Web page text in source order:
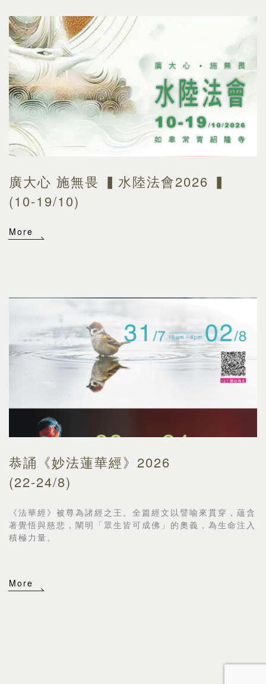
廣大心 施無畏 ▍水陸法會2026 ▍
(10-19/10)
More
恭誦《妙法蓮華經》2026
(22-24/8)
《法華經》被尊為諸經之王。全篇經文以譬喻來貫穿， 蘊含
著覺悟與慈悲，闡明「眾生皆可成佛」的奧義， 為生命注入
積極力量。
More